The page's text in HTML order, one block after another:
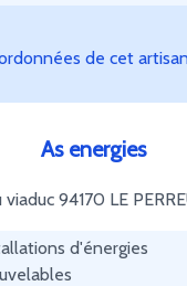
de cet
As energies
viaduc 94170 LE
d'énergies